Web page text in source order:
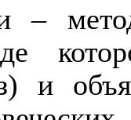
–
и